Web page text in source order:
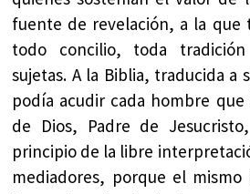
fuente de revelación, a la que
todo concilio, toda
sujetas. A la Biblia, traducida a
podía acudir cada hombre
de Dios, Padre de
principio de la libre
mediadores, porque el